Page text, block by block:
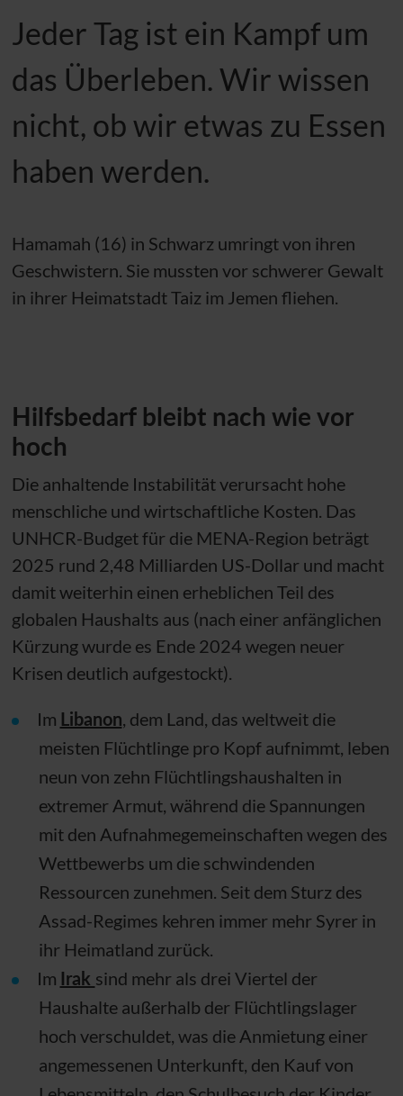
Jeder Tag ist ein Kampf um
das Überleben. Wir wissen
nicht, ob wir etwas zu Essen
haben werden.
Hamamah (16) in Schwarz umringt von ihren
Geschwistern. Sie mussten vor schwerer Gewalt
in ihrer Heimatstadt Taiz im Jemen fliehen.
Hilfsbedarf bleibt nach wie vor
hoch
Die anhaltende Instabilität verursacht hohe
menschliche und wirtschaftliche Kosten. Das
UNHCR-Budget für die MENA-Region beträgt
2025 rund 2,48 Milliarden US-Dollar und macht
damit weiterhin einen erheblichen Teil des
globalen Haushalts aus (nach einer anfänglichen
Kürzung wurde es Ende 2024 wegen neuer
Krisen deutlich aufgestockt).
Im Libanon , dem Land, das weltweit die
meisten Flüchtlinge pro Kopf aufnimmt, leben
neun von zehn Flüchtlingshaushalten in
extremer Armut, während die Spannungen
mit den Aufnahmegemeinschaften wegen des
Wettbewerbs um die schwindenden
Ressourcen zunehmen. Seit dem Sturz des
Assad-Regimes kehren immer mehr Syrer in
ihr Heimatland zurück.
Im Irak sind mehr als drei Viertel der
Haushalte außerhalb der Flüchtlingslager
hoch verschuldet, was die Anmietung einer
angemessenen Unterkunft, den Kauf von